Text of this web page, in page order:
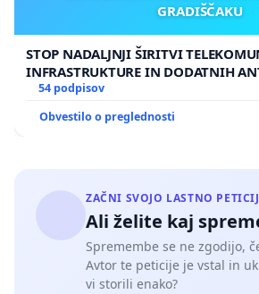
GRADIŠČAKU
STOP NADALJNJI ŠIRITVI
INFRASTRUKTURE IN DODATNIH
GRADIŠČAKU
54 podpisov
Obvestilo o preglednosti
ZAČNI SVOJO LASTNO
Ali želite kaj
Spremembe se ne zgodijo,
Avtor te peticije je vstal in
vi storili enako?